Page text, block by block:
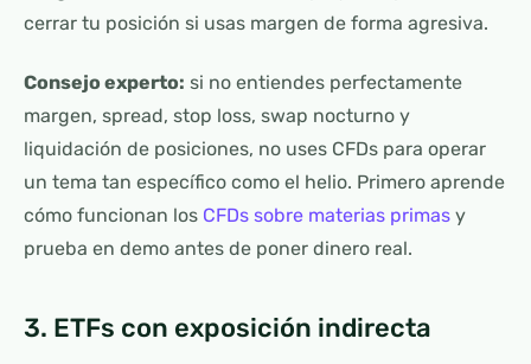
cerrar tu posición si usas margen de forma agresiva.
Consejo experto: si no entiendes perfectamente
margen, spread, stop loss, swap nocturno y
liquidación de posiciones, no uses CFDs para operar
un tema tan específico como el helio. Primero aprende
cómo funcionan los CFDs sobre materias primas y
prueba en demo antes de poner dinero real.
3. ETFs con exposición indirecta